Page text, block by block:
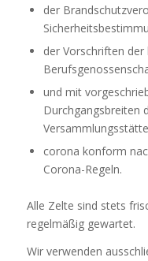
der
der Vorschriften der
und mit
Durchgangsbreiten
corona konform
Corona-Regeln.
Alle Zelte sind stets
regelmäßig gewartet.
Wir verwenden